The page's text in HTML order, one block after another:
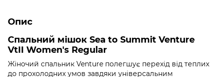
Опис
Спальний мішок Sea to Summit Venture
VtII Women's Regular
Жіночий спальник Venture полегшує перехід від теплих
до прохолодних умов завдяки універсальним